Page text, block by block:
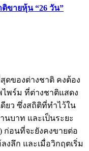
ติขายหุ้น“26 วัน”
ดของต่างชาติ คงต้อง
พร์ม ที่ต่างชาติแสดง
ยว ซึ่งสถิติที่ทำไว้ใน
นบาท และเป็นระยะ
ก่อนที่จะยังคงขายต่อ
งลึก และเมื่อวิกฤตเริ่ม